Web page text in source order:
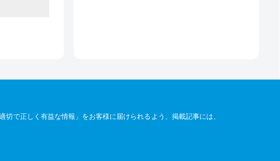
で正しく有益な情報」をお客様に届けられるよう、掲載記事には、